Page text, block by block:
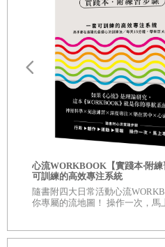
第四章 關係的語言
體心對話的四個階段
1. 新關係的架構：什麼是體察
2. 第一階段：打開體心開關：
3. 第二階段：積極傾聽：可以
4. 第三階段：體察自己的內心
5. 第四階段：後設溝通：我們
7. 恢復關係的傾斜：斷聯，真
參考文獻
作，後者則是「體心」（
所說的「讀心」，是指根據自
內心狀態；而「體心」則是暫
內心正發生什麼。因此，當我
促地給予建議或批判，而能夠
實際上，掌握他人內心狀態，
題。讓我們稍微想像一下，人
從樹上走向開闊的草原，此舉
的草原上潛伏著無數掠食者，
心流WORKBOOK【實踐本‧附
可訓練的高效專注系統
隨書附四大日常活動心流
你專屬的流地圖！ 操作一次，馬